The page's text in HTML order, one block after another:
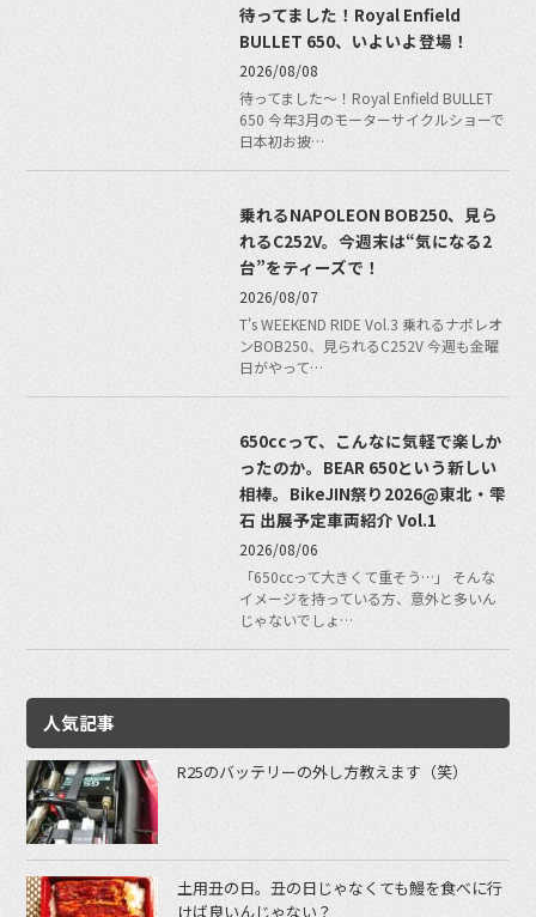
待ってました！Royal Enfield
BULLET 650、いよいよ登場！
2026/08/08
待ってました〜！Royal Enfield BULLET
650 今年3月のモーターサイクルショーで
日本初お披…
乗れるNAPOLEON BOB250、見ら
れるC252V。今週末は“気になる2
台”をティーズで！
2026/08/07
T's WEEKEND RIDE Vol.3 乗れるナポレオ
ンBOB250、見られるC252V 今週も金曜
日がやって…
650ccって、こんなに気軽で楽しか
ったのか。BEAR 650という新しい
相棒。BikeJIN祭り2026@東北・雫
石 出展予定車両紹介 Vol.1
2026/08/06
「650ccって大きくて重そう…」 そんな
イメージを持っている方、意外と多いん
じゃないでしょ…
人気記事
R25のバッテリーの外し方教えます（笑）
土用丑の日。丑の日じゃなくても鰻を食べに行
けば良いんじゃない？